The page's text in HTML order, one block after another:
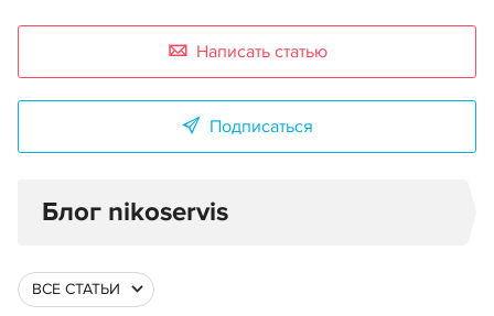
Написать статью
Подписаться
Блог nikoservis
ВСЕ СТАТЬИ